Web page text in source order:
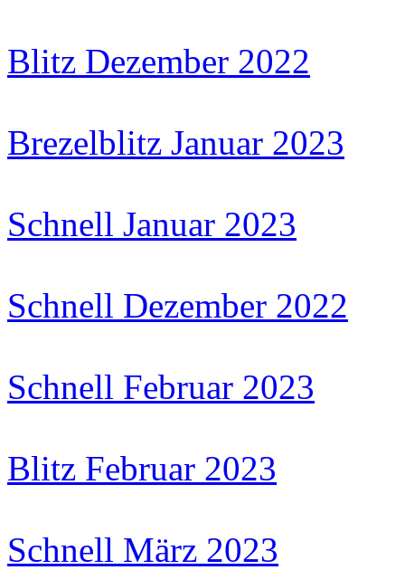
Blitz Dezember 2022
Brezelblitz Januar 2023
Schnell Januar 2023
Schnell Dezember 2022
Schnell Februar 2023
Blitz Februar 2023
Schnell März 2023